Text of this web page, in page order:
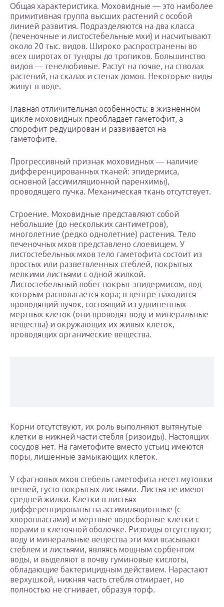
Общая характеристика. Моховидные — это наиболее
примитивная группа высших растений с особой
линией развития. Подразделяются на два класса
(печеночные и листостебельные мхи) и насчитывают
около 20 тыс. видов. Широко распространены во
всех широтах от тундры до тропиков. Большинство
видов — тенелюбивые. Растут на почве, на стволах
растений, на скалах и стенах домов. Некоторые виды
живут в воде.
Главная отличительная особенность: в жизненном
цикле моховидных преобладает гаметофит, а
спорофит редуцирован и развивается на
гаметофите.
Прогрессивный признак моховидных — наличие
дифференцированных тканей: эпидермиса,
основной (ассимиляционной паренхимы),
проводящего пучка. Механическая ткань отсутствует.
Строение. Моховидные представляют собой
небольшие (до нескольких сантиметров),
многолетние (редко однолетние) растения. Тело
печеночных мхов представлено слоевищем. У
листостебельных мхов тело гаметофита состоит из
простых или разветвленных стеблей, покрытых
мелкими листьями с одной жилкой.
Листостебельный побег покрыт эпидермисом, под
которым располагается кора; в центре находится
проводящий пучок, состоящий из удлиненных
мертвых клеток (они проводят воду и минеральные
вещества) и окружающих их живых клеток,
проводящих органические вещества.
Корни отсутствуют, их роль выполняют вытянутые
клетки в нижней части стебля (ризоиды). Настоящих
сосудов нет. На гаметофите вместо устьиц имеются
поры, лишенные замыкающих клеток.
У сфагновых мхов стебель гаметофита несет мутовки
ветвей, густо покрытых листьями. Листья не имеют
средней жилки. Клетки в листьях
дифференцированы на ассимиляционные (с
хлоропластами) и мертвые водосборные клетки с
порами в клеточной оболочке. Ризоиды отсутствуют;
воду и минеральные вещества эти мхи всасывают
стеблем и листьями, являясь мощным сорбентом
воды, и выделяют в почву гуминовые кислоты,
обладающие бактерицидным действием. Нарастают
верхушкой, нижняя часть стебля отмирает, но
полностью не сгнивает, образуя торф.